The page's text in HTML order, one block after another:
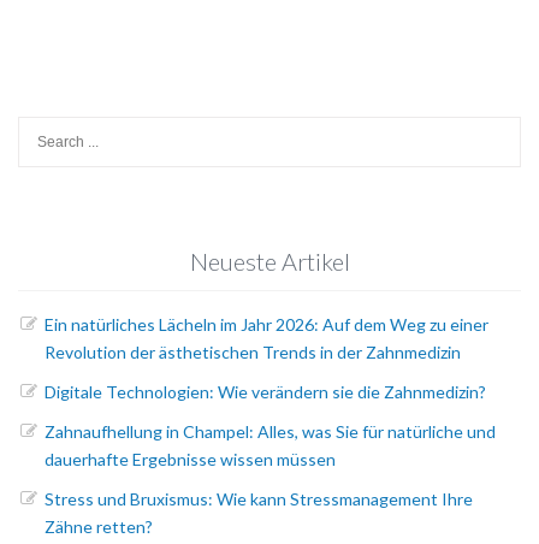
for:
Neueste Artikel
Ein natürliches Lächeln im Jahr 2026: Auf dem Weg zu einer
Revolution der ästhetischen Trends in der Zahnmedizin
Digitale Technologien: Wie verändern sie die Zahnmedizin?
Zahnaufhellung in Champel: Alles, was Sie für natürliche und
dauerhafte Ergebnisse wissen müssen
Stress und Bruxismus: Wie kann Stressmanagement Ihre
Zähne retten?